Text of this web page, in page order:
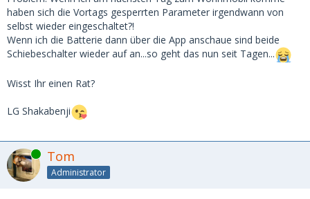
haben sich die Vortags gesperrten Parameter irgendwann von
selbst wieder eingeschaltet?!
Wenn ich die Batterie dann über die App anschaue sind beide
Schiebeschalter wieder auf an...so geht das nun seit Tagen...
Wisst Ihr einen Rat?
LG Shakabenji
Online Tom
Administrator